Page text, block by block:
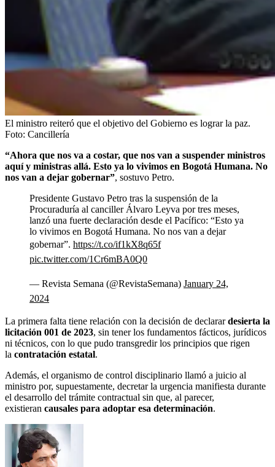
El ministro reiteró que el objetivo del Gobierno es lograr la paz.
Foto: Cancillería
“Ahora que nos va a costar, que nos van a suspender ministros
aquí y ministras allá. Esto ya lo vivimos en Bogotá Humana. No
nos van a dejar gobernar”, sostuvo Petro.
Presidente Gustavo Petro tras la suspensión de la
Procuraduría al canciller Álvaro Leyva por tres meses,
lanzó una fuerte declaración desde el Pacífico: “Esto ya
lo vivimos en Bogotá Humana. No nos van a dejar
gobernar”. https://t.co/if1kX8q65f
pic.twitter.com/1Cr6mBA0Q0
— Revista Semana (@RevistaSemana) January 24,
2024
La primera falta tiene relación con la decisión de declarardesierta la
licitación 001 de 2023, sin tener los fundamentos fácticos, jurídicos
ni técnicos, con lo que pudo transgredir los principios que rigen
la contratación estatal.
Además, el organismo de control disciplinario llamó a juicio al
ministro por, supuestamente, decretar la urgencia manifiesta durante
el desarrollo del trámite contractual sin que, al parecer,
existieran causales para adoptar esa determinación.